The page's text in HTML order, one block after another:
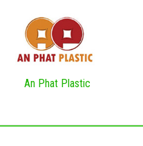
An Phat Plastic